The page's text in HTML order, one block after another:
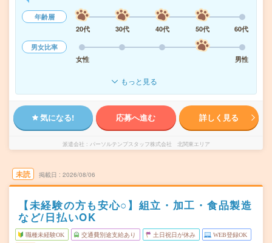
年齢層
20代
30代 40代 50代
60代
男女比率
女性
男性
もっと見る
気になる! 応募へ進む 詳しく見る
派遣会社 パーソルテンプスタッフ株式会社 北関東エリア
未読 掲載日 2026/08/06
【未経験の方も安心○】組立・加工・食品製造
など/日払いOK
職種未経験OK 交通費別途支給あり 土日祝日が休み WEB登録OK